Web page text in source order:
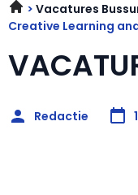
Vacatures
Creative Learning
Redactie